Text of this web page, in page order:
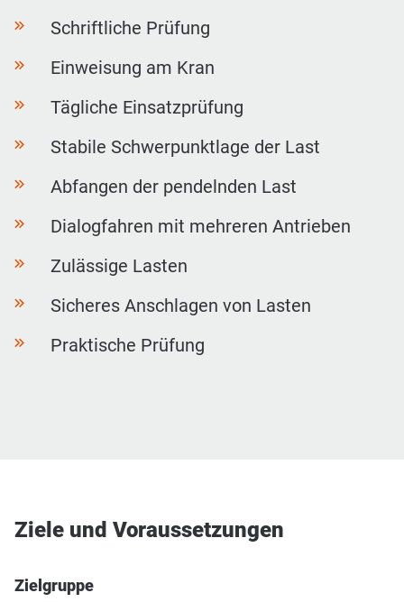
Schriftliche Prüfung
Einweisung am Kran
Tägliche Einsatzprüfung
Stabile Schwerpunktlage der Last
Abfangen der pendelnden Last
Dialogfahren mit mehreren Antrieben
Zulässige Lasten
Sicheres Anschlagen von Lasten
Praktische Prüfung
Ziele und Voraussetzungen
Zielgruppe